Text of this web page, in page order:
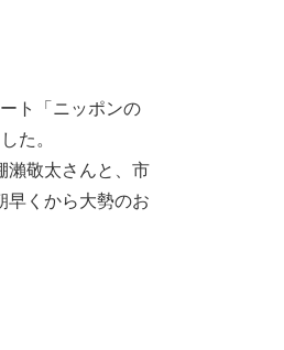
ト「ニッポンの
た。
瀨敬太さんと、市
早くから大勢のお